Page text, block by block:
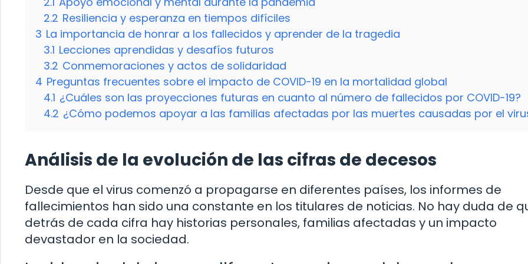
2.2 Resiliencia y esperanza en tiempos difíciles
3 La importancia de honrar a los fallecidos y aprender de la tragedia
3.1 Lecciones aprendidas y desafíos futuros
3.2 Conmemoraciones y actos de solidaridad
4 Preguntas frecuentes sobre el impacto de COVID-19 en la mortalidad global
4.1 ¿Cuáles son las proyecciones futuras en cuanto al número de fallecidos por COVID-19?
4.2 ¿Cómo podemos apoyar a las familias afectadas por las muertes causadas por el
Análisis de la evolución de las cifras de decesos
Desde que el virus comenzó a propagarse en diferentes países, los informes de
fallecimientos han sido una constante en los titulares de noticias. No hay duda de
detrás de cada cifra hay historias personales, familias afectadas y un impacto
devastador en la sociedad.